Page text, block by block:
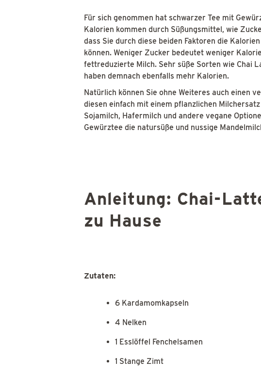
Für sich genommen hat schwarzer Tee mit
Kalorien kommen durch Süßungsmittel, wie
dass Sie durch diese beiden Faktoren die
können. Weniger Zucker bedeutet weniger
fettreduzierte Milch. Sehr süße Sorten wie Chai
haben demnach ebenfalls mehr Kalorien.
Natürlich können Sie ohne Weiteres auch einen
diesen einfach mit einem pflanzlichen
Sojamilch, Hafermilch und andere vegane
Gewürztee die natursüße und nussige
Anleitung: Chai-
zu Hause
Zutaten:
6 Kardamomkapseln
4 Nelken
1 Esslöffel Fenchelsamen
1 Stange Zimt